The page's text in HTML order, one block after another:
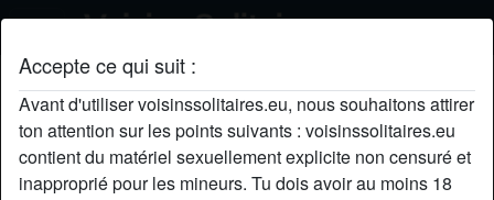
Accepte ce qui suit :
Avant d'utiliser voisinssolitaires.eu, nous souhaitons attirer
ton attention sur les points suivants : voisinssolitaires.eu
contient du matériel sexuellement explicite non censuré et
inapproprié pour les mineurs. Tu dois avoir au moins 18
Chris's profil